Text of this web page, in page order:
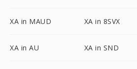
XA in MAUD XA in 8SVX
XA in AU XA in SND